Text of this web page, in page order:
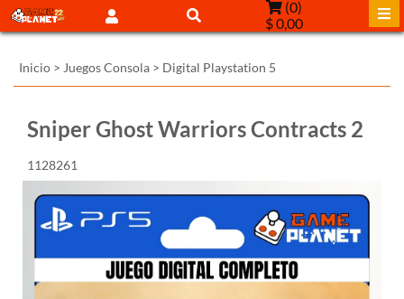
(0)
$ 0,00
Inicio > Juegos Consola > Digital Playstation 5
Sniper Ghost Warriors Contracts 2
1128261